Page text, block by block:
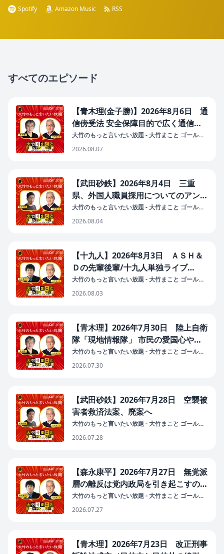
Spotify
Amazon Music RSS
すべてのエピソード
【青木理(金子勝)】2026年8月6日 通
信傍受法 安全保障目的で広く通信を
傍受する行政傍受 自民導入提言へ
（国家情報局・スパイ防止法・対外情
大竹のもっと言いたい放題 - 大竹まこと ゴールデ
2026.08.07
【武田砂鉄】2026年8月4日 三重
県、外国人職員採用についてのアンケ
ートの問題点
大竹のもっと言いたい放題 - 大竹まこと ゴールデ
2026.08.04
【十九人】2026年8月3日 ＡＳＨ＆
Ｄの先輩後輩/十九人単独ライブ
「moon（ムーンヌ）」
大竹のもっと言いたい放題 - 大竹まこと ゴールデ
2026.08.03
【青木理】2026年7月30日 陸上自衛
隊「現地情報隊」 市民の愛国心や性
的嗜好など個人情報 千人分を収集
（国家情報局必要なのか？スパイ防止
大竹のもっと言いたい放題 - 大竹まこと ゴールデ
2026.07.30
【武田砂鉄】2026年7月28日 空襲被
害者救済法案、廃案へ
大竹のもっと言いたい放題 - 大竹まこと ゴールデ
2026.07.28
【森永康平】2026年7月27日 無党派
層の離反は党内政局を引き起こすの
か？
大竹のもっと言いたい放題 - 大竹まこと ゴールデ
2026.07.27
【青木理】2026年7月23日 改正刑事